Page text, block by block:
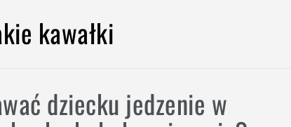
kawałki
dziecku jedzenie w
Email
Po przesłaniu formularza otrzymasz
mail zwrotny z linkiem do pobrania
ebooka.